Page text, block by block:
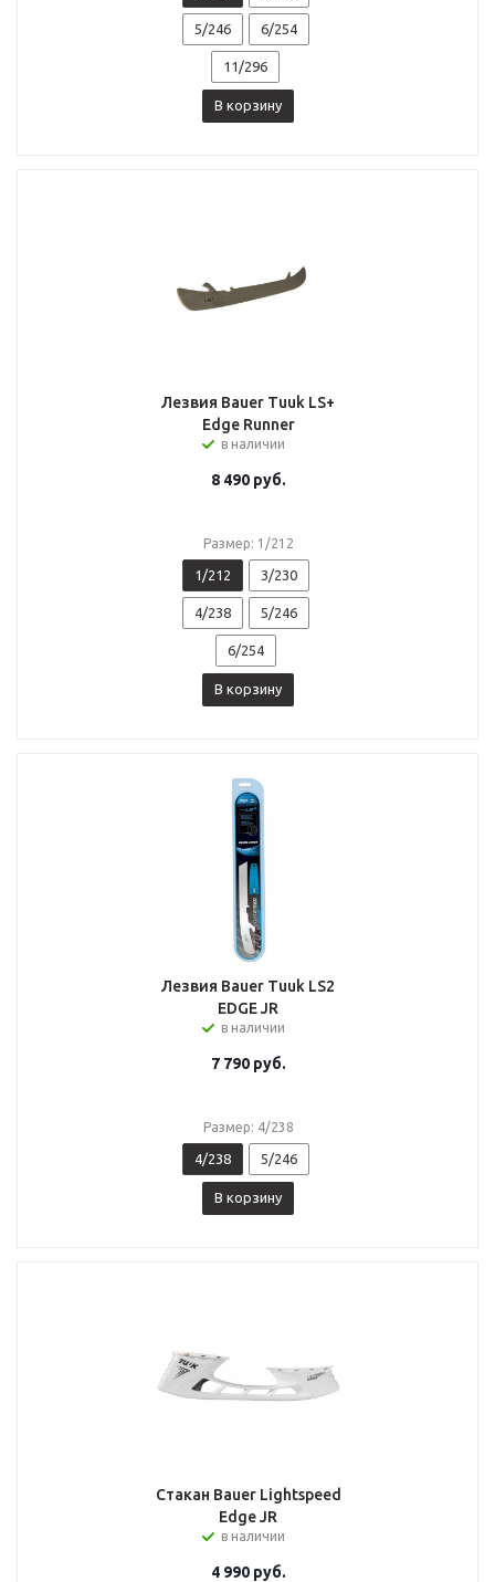
5/246 6/254
11/296
В корзину
Лезвия Bauer Tuuk LS+
Edge Runner
в наличии
8 490руб.
Размер: 1/212
1/212 3/230
4/238 5/246
6/254
В корзину
Лезвия Bauer Tuuk LS2
EDGE JR
в наличии
7 790руб.
Размер: 4/238
4/238 5/246
В корзину
Стакан Bauer Lightspeed
Edge JR
в наличии
4 990руб.